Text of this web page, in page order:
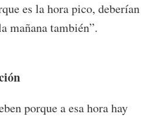
es la hora pico, deberían
mañana también”.
porque a esa hora hay